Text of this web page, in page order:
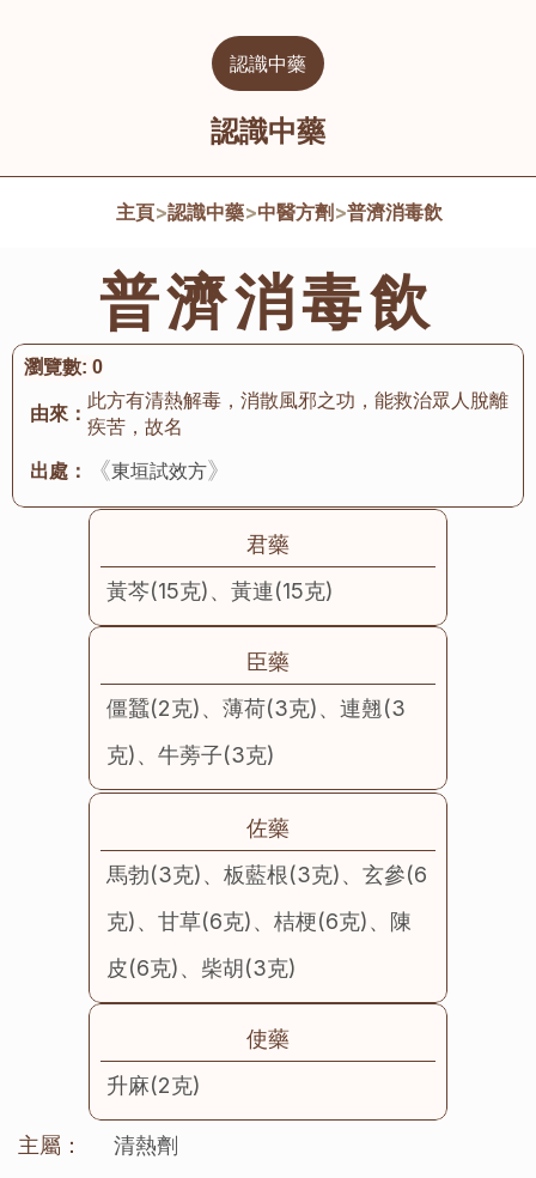
認識中藥
認識中藥
主頁>認識中藥>中醫方劑 >普濟消毒飲
普濟消毒飲
由來：
此方有清熱解毒，消散風邪之功，能救治眾人脫離
疾苦，故名
出處：
《東垣試效方》
瀏覽數: 0
君藥
黃芩(15克)、黃連(15克)
臣藥
僵蠶(2克)、薄荷(3克)、連翹(3
克)、牛蒡子(3克)
佐藥
馬勃(3克)、板藍根(3克)、玄參(6
克)、甘草(6克)、桔梗(6克)、陳
皮(6克)、柴胡(3克)
使藥
升麻(2克)
主屬：
清熱劑